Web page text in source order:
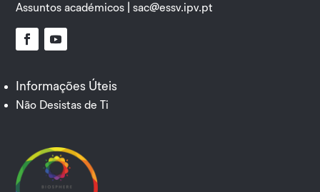
Assuntos académicos |sac@essv.ipv.pt
Informações Úteis
Não Desistas de Ti